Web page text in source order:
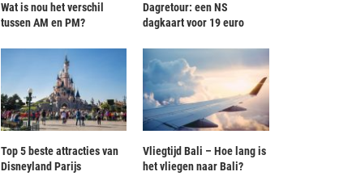
Wat is nou het verschil
tussen AM en PM?
Dagretour: een NS
dagkaart voor 19 euro
Top 5 beste attracties van
Disneyland Parijs
Vliegtijd Bali – Hoe lang is
het vliegen naar Bali?